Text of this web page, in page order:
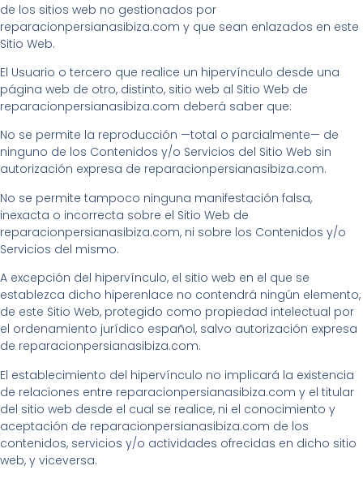
de los sitios web no gestionados por
reparacionpersianasibiza.com y que sean enlazados en este
Sitio Web.
El Usuario o tercero que realice un hipervínculo desde una
página web de otro, distinto, sitio web al Sitio Web de
reparacionpersianasibiza.com deberá saber que:
No se permite la reproducción —total o parcialmente— de
ninguno de los Contenidos y/o Servicios del Sitio Web sin
autorización expresa de reparacionpersianasibiza.com.
No se permite tampoco ninguna manifestación falsa,
inexacta o incorrecta sobre el Sitio Web de
reparacionpersianasibiza.com, ni sobre los Contenidos y/o
Servicios del mismo.
A excepción del hipervínculo, el sitio web en el que se
establezca dicho hiperenlace no contendrá ningún elemento,
de este Sitio Web, protegido como propiedad intelectual por
el ordenamiento jurídico español, salvo autorización expresa
de reparacionpersianasibiza.com.
El establecimiento del hipervínculo no implicará la existencia
de relaciones entre reparacionpersianasibiza.com y el titular
del sitio web desde el cual se realice, ni el conocimiento y
aceptación de reparacionpersianasibiza.com de los
contenidos, servicios y/o actividades ofrecidas en dicho sitio
web, y viceversa.